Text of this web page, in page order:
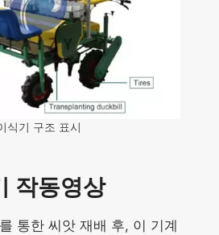
식기 구조 표시
작동영상
를 통한 씨앗 재배 후, 이 기계